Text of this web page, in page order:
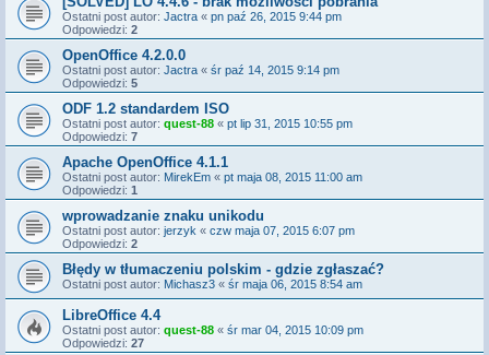
Ostatni post autor: Jactra « pn paź 26, 2015 9:44 pm
Odpowiedzi: 2
OpenOffice 4.2.0.0
Ostatni post autor: Jactra « śr paź 14, 2015 9:14 pm
Odpowiedzi: 5
ODF 1.2 standardem ISO
Ostatni post autor: quest-88 « pt lip 31, 2015 10:55 pm
Odpowiedzi: 7
Apache OpenOffice 4.1.1
Ostatni post autor: MirekEm « pt maja 08, 2015 11:00 am
Odpowiedzi: 1
wprowadzanie znaku unikodu
Ostatni post autor: jerzyk « czw maja 07, 2015 6:07 pm
Odpowiedzi: 2
Błędy w tłumaczeniu polskim - gdzie zgłaszać?
Ostatni post autor: Michasz3 « śr maja 06, 2015 8:54 am
LibreOffice 4.4
Ostatni post autor: quest-88 « śr mar 04, 2015 10:09 pm
Odpowiedzi: 27